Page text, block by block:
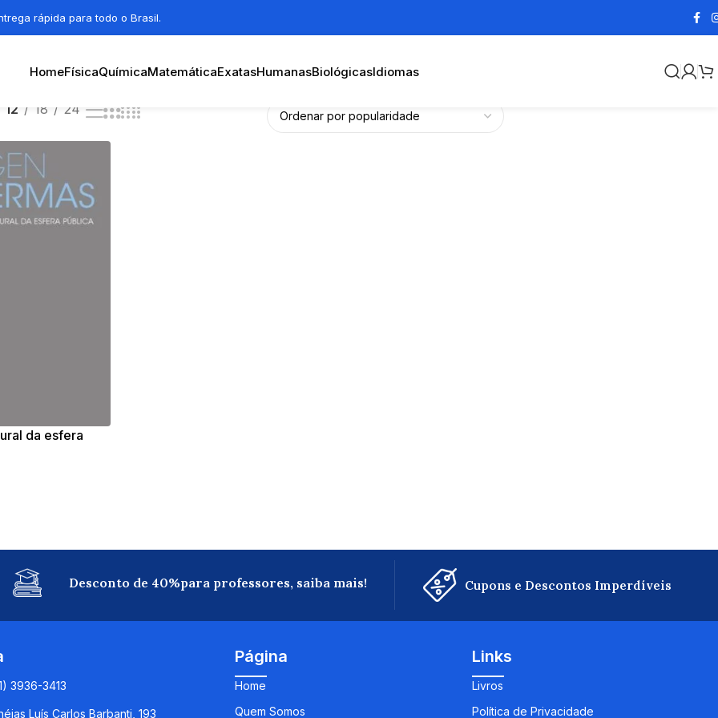
rápida para todo o Brasil.
HomeFísicaQuímicaMatemáticaExatasHumanasBiológicasIdiomas
12 18 24
da esfera
Desconto de 40%para professores, saiba mais! Cupons e Descontos Imperdíveis
3936-3413
Luís Carlos Barbanti, 193
Página
Home
Quem Somos
Links
Livros
Política de Privacidade